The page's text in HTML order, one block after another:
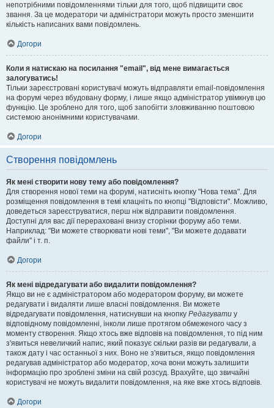
непотрібними повідомленнями тільки для того, щоб підвищити своє
звання. За це модератори чи адміністратори можуть просто зменшити
кількість написаних вами повідомлень.
Догори
Коли я натискаю на посилання "email", від мене вимагається
залогуватись!
Тільки зареєстровані користувачі можуть відправляти email-повідомлення
на форумі через вбудовану форму, і лише якщо адміністратор увімкнув цю
функцію. Це зроблено для того, щоб запобігти зловживанню поштовою
системою анонімними користувачами.
Догори
Створення повідомлень
Як мені створити нову тему або повідомлення?
Для створення нової теми на форумі, натисніть кнопку "Нова тема". Для
розміщення повідомлення в темі клацніть по кнопці "Відповісти". Можливо,
доведеться зареєструватися, перш ніж відправити повідомлення.
Доступні для вас дії перераховані внизу сторінки форуму або теми.
Наприклад: "Ви можете створювати нові теми", "Ви можете додавати
файли" і т. п.
Догори
Як мені відредагувати або видалити повідомлення?
Якщо ви не є адміністратором або модератором форуму, ви можете
редагувати і видаляти лише власні повідомлення. Ви можете
відредагувати повідомлення, натиснувши на кнопку Редагувати у
відповідному повідомленні, інколи лише протягом обмеженого часу з
моменту створення. Якщо хтось вже відповів на повідомлення, то під ним
з'явиться невеличкий напис, який показує скільки разів ви редагували, а
також дату і час останньої з них. Воно не з'явиться, якщо повідомлення
редагував адміністратор або модератор, хоча вони можуть залишити
інформацію про зроблені зміни на свій розсуд. Врахуйте, що звичайні
користувачі не можуть видалити повідомлення, на яке вже хтось відповів.
Догори